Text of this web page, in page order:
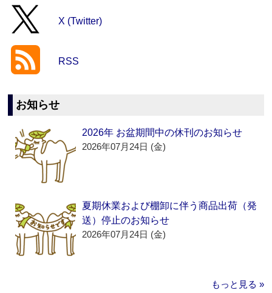
X (Twitter)
RSS
お知らせ
2026年 お盆期間中の休刊のお知らせ
2026年07月24日 (金)
夏期休業および棚卸に伴う商品出荷（発
送）停止のお知らせ
2026年07月24日 (金)
もっと見る »